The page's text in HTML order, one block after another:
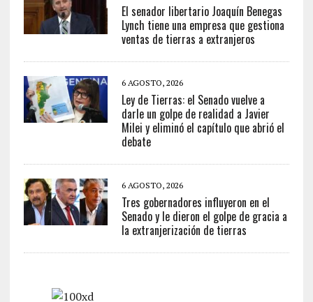
El senador libertario Joaquín Benegas
Lynch tiene una empresa que gestiona
ventas de tierras a extranjeros
6 AGOSTO, 2026
Ley de Tierras: el Senado vuelve a
darle un golpe de realidad a Javier
Milei y eliminó el capítulo que abrió el
debate
6 AGOSTO, 2026
Tres gobernadores influyeron en el
Senado y le dieron el golpe de gracia a
la extranjerización de tierras